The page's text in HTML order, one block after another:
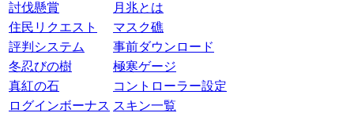
討伐懸賞
月兆とは
住民リクエスト
マスク礁
評判システム
事前ダウンロード
冬忍びの樹
極寒ゲージ
真紅の石
コントローラー設定
ログインボーナス スキン一覧